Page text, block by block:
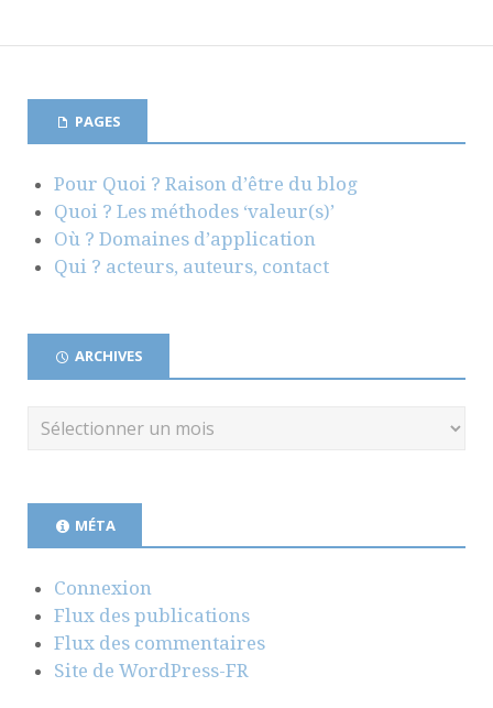
PAGES
Pour Quoi ? Raison d’être du blog
Quoi ? Les méthodes ‘valeur(s)’
Où ? Domaines d’application
Qui ? acteurs, auteurs, contact
ARCHIVES
MÉTA
Connexion
Flux des publications
Flux des commentaires
Site de WordPress-FR